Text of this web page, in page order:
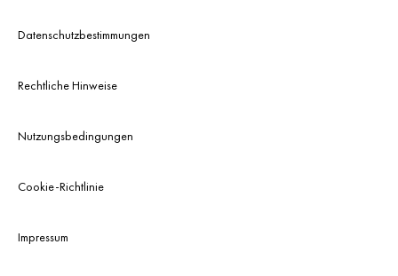
Datenschutzbestimmungen
Rechtliche Hinweise
Nutzungsbedingungen
Cookie-Richtlinie
Impressum